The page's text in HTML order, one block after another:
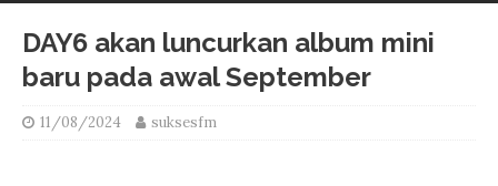
DAY6 akan luncurkan album mini
baru pada awal September
11/08/2024 suksesfm